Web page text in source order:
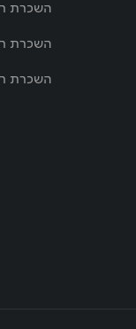
השכרת
השכרת
השכרת